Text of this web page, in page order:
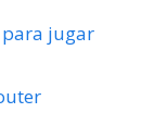
para jugar